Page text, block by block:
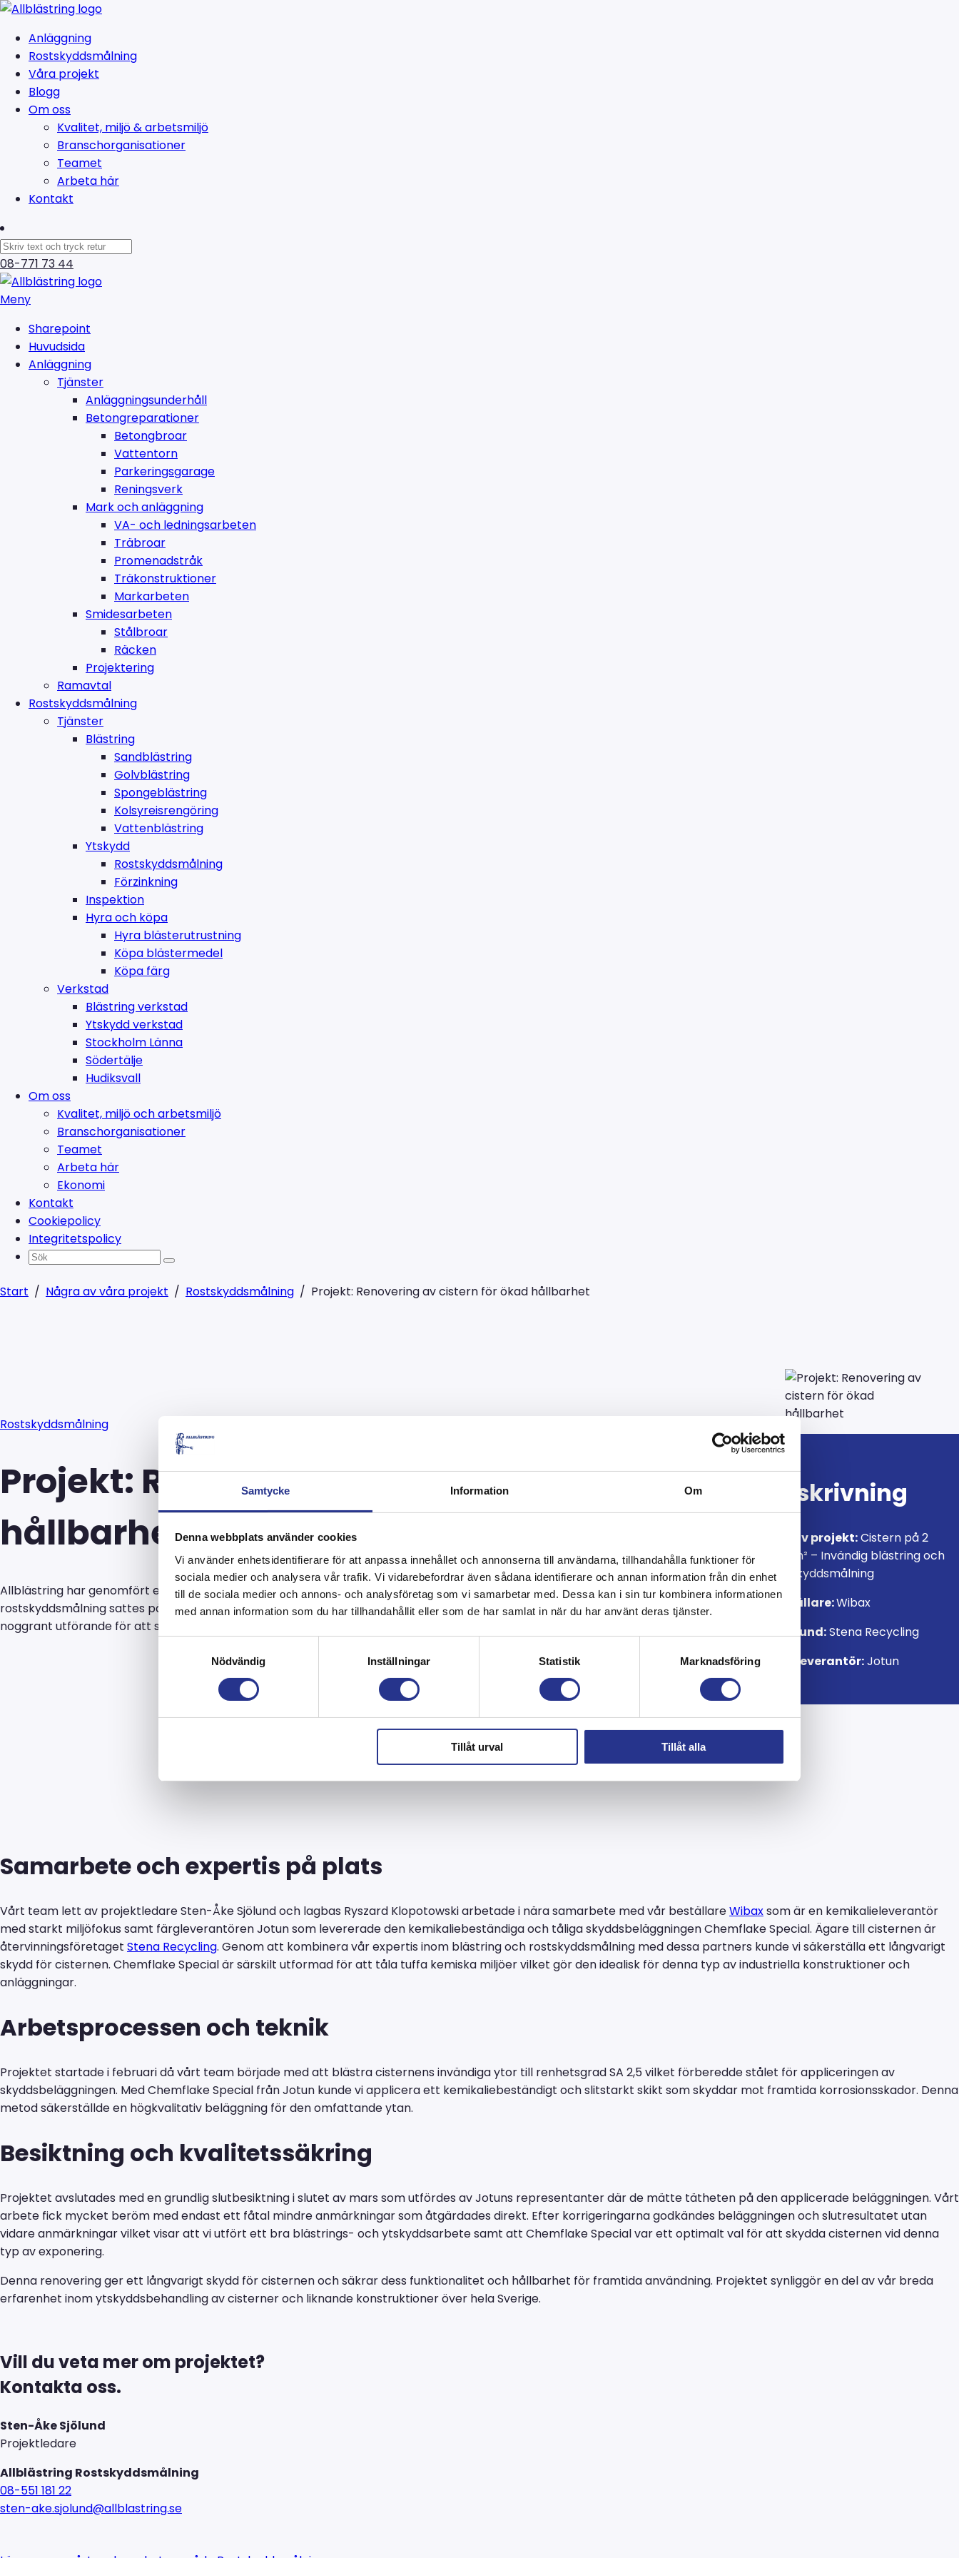
Samtycke Information Om
Denna webbplats använder cookies
Vi använder enhetsidentifierare för att anpassa innehållet och annonserna till användarna, tillhandahålla funktioner för
sociala medier och analysera vår trafik. Vi vidarebefordrar även sådana identifierare och annan information från din enhet
till de sociala medier och annons- och analysföretag som vi samarbetar med. Dessa kan i sin tur kombinera informationen
med annan information som du har tillhandahållit eller som de har samlat in när du har använt deras tjänster.
Nödvändig
Inställningar Statistik Marknadsföring
Tillåt urval Tillåt alla
Anläggning
Rostskyddsmålning
Våra projekt
Blogg
Om oss
Kvalitet, miljö & arbetsmiljö
Branschorganisationer
Teamet
Arbeta här
Kontakt
08-771 73 44
Meny
Sharepoint
Huvudsida
Anläggning
Tjänster
Anläggningsunderhåll
Betongreparationer
Betongbroar
Vattentorn
Parkeringsgarage
Reningsverk
Mark och anläggning
VA- och ledningsarbeten
Träbroar
Promenadstråk
Träkonstruktioner
Markarbeten
Smidesarbeten
Stålbroar
Räcken
Projektering
Ramavtal
Rostskyddsmålning
Tjänster
Blästring
Sandblästring
Golvblästring
Spongeblästring
Kolsyreisrengöring
Vattenblästring
Ytskydd
Rostskyddsmålning
Förzinkning
Inspektion
Hyra och köpa
Hyra blästerutrustning
Köpa blästermedel
Köpa färg
Verkstad
Blästring verkstad
Ytskydd verkstad
Stockholm Länna
Södertälje
Hudiksvall
Om oss
Kvalitet, miljö och arbetsmiljö
Branschorganisationer
Teamet
Arbeta här
Ekonomi
Kontakt
Cookiepolicy
Integritetspolicy
Start / Några av våra projekt / Rostskyddsmålning / Projekt: Renovering av cistern för ökad hållbarhet
Rostskyddsmålning
Projekt: Renovering av cistern för ökad
hållbarhet
Allblästring har genomfört ett omfattande renoveringsprojekt för en stor cistern i Umeå där vår expertis inom blästring och
rostskyddsmålning sattes på prov. Uppdraget innebar invändig blästring och ytskydd av cisternen som med sina 2 500 m² krävde ett
noggrant utförande för att säkerställa långvarigt skydd.
Beskrivning
Typ av projekt:Cistern på 2
500 m² – Invändig blästring och
rostskyddsmålning
Beställare:Wibax
Slutkund:Stena Recycling
Färgleverantör:Jotun
Samarbete och expertis på plats
Vårt team lett av projektledare Sten-Åke Sjölund och lagbas Ryszard Klopotowski arbetade i nära samarbete med vår beställareWibaxsom är en kemikalieleverantör
med starkt miljöfokus samt färgleverantören Jotun som levererade den kemikaliebeständiga och tåliga skyddsbeläggningen Chemflake Special. Ägare till cisternen är
återvinningsföretaget Stena Recycling. Genom att kombinera vår expertis inom blästring och rostskyddsmålning med dessa partners kunde vi säkerställa ett långvarigt
skydd för cisternen. Chemflake Special är särskilt utformad för att tåla tuffa kemiska miljöer vilket gör den idealisk för denna typ av industriella konstruktioner och
anläggningar.
Arbetsprocessen och teknik
Projektet startade i februari då vårt team började med att blästra cisternens invändiga ytor till renhetsgrad SA 2,5 vilket förberedde stålet för appliceringen av
skyddsbeläggningen. Med Chemflake Special från Jotun kunde vi applicera ett kemikaliebeständigt och slitstarkt skikt som skyddar mot framtida korrosionsskador. Denna
metod säkerställde en högkvalitativ beläggning för den omfattande ytan.
Besiktning och kvalitetssäkring
Projektet avslutades med en grundlig slutbesiktning i slutet av mars som utfördes av Jotuns representanter där de mätte tätheten på den applicerade beläggningen. Vårt
arbete fick mycket beröm med endast ett fåtal mindre anmärkningar som åtgärdades direkt. Efter korrigeringarna godkändes beläggningen och slutresultatet utan
vidare anmärkningar vilket visar att vi utfört ett bra blästrings- och ytskyddsarbete samt att Chemflake Special var ett optimalt val för att skydda cisternen vid denna
typ av exponering.
Denna renovering ger ett långvarigt skydd för cisternen och säkrar dess funktionalitet och hållbarhet för framtida användning. Projektet synliggör en del av vår breda
erfarenhet inom ytskyddsbehandling av cisterner och liknande konstruktioner över hela Sverige.
Vill du veta mer om projektet?
Kontakta oss.
Sten-Åke Sjölund
Projektledare
Allblästring Rostskyddsmålning
08-551 181 22
sten-ake.sjolund@allblastring.se